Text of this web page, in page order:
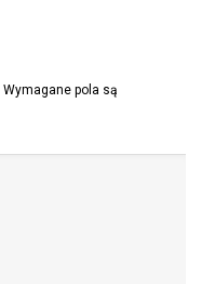
Wymagane pola są